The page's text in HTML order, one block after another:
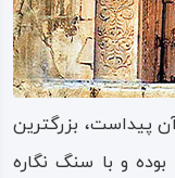
دنیا نیز حیاتی
تاریخ‌ پژوهان
دوم، تاج‌ گذاری
پیداست، بزرگترین
و با سنگ‌ نگاره